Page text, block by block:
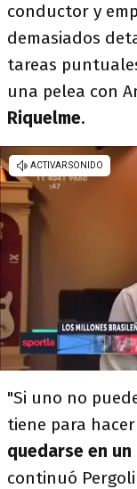
conductor y
demasiados
tareas
una pelea con
Riquelme.
"Si uno no
tiene para
quedarse en
continuó